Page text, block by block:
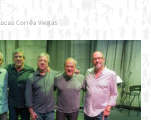
Corrêa Viegas